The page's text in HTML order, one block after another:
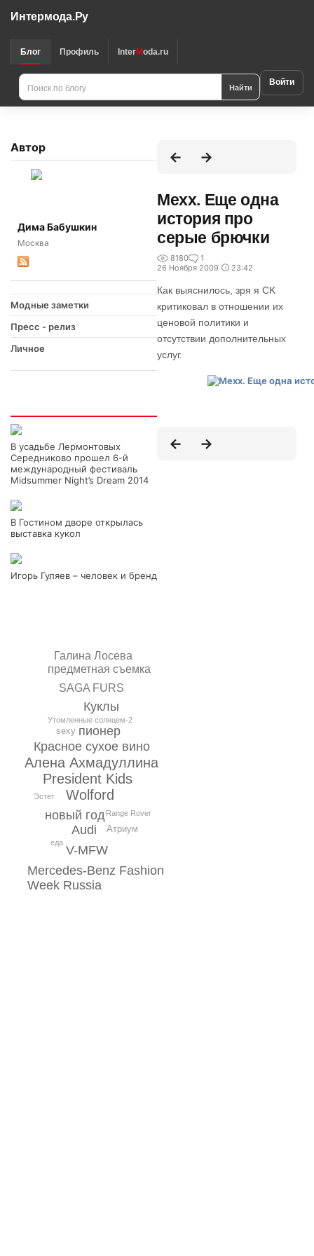
Интермода.Ру
Блог Профиль InterModa.ru
Найти Войти
Автор
Дима Бабушкин
Москва
Модные заметки
Пресс - релиз
Личное
В усадьбе Лермонтовых
Середниково прошел 6-й
международный фестиваль
Midsummer Night’s Dream 2014
В Гостином дворе открылась
выставка кукол
Игорь Гуляев – человек и бренд
President Kids
Алена Ахмадуллина
Wolford
Красное сухое вино
новый год
Audi
пионер
V-MFW
Куклы
Mercedes-Benz Fashion
Week Russia
SAGA FURS
предметная съемка
Галина Лосева
sexy
Атриум
Утомленные солнцем-2
Эстет
Range Rover
еда
Mexx. Еще одна
история про
серые брючки
8180
1
26 Ноября 2009
23:42
Как выяснилось, зря я CK
критиковал в отношении их
ценовой политики и
отсутствии дополнительных
услуг.